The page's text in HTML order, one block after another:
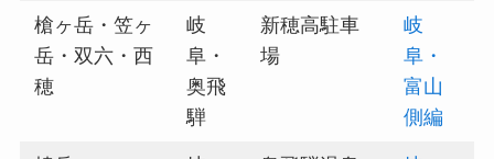
槍ヶ岳・笠ヶ
岳・双六・西
穂
岐
阜・
奥飛
騨
新穂高駐車
場
岐
阜・
富山
側編